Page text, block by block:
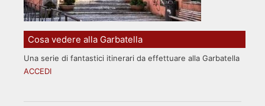
Cosa vedere alla Garbatella
Una serie di fantastici itinerari da effettuare alla Garbatella
ACCEDI